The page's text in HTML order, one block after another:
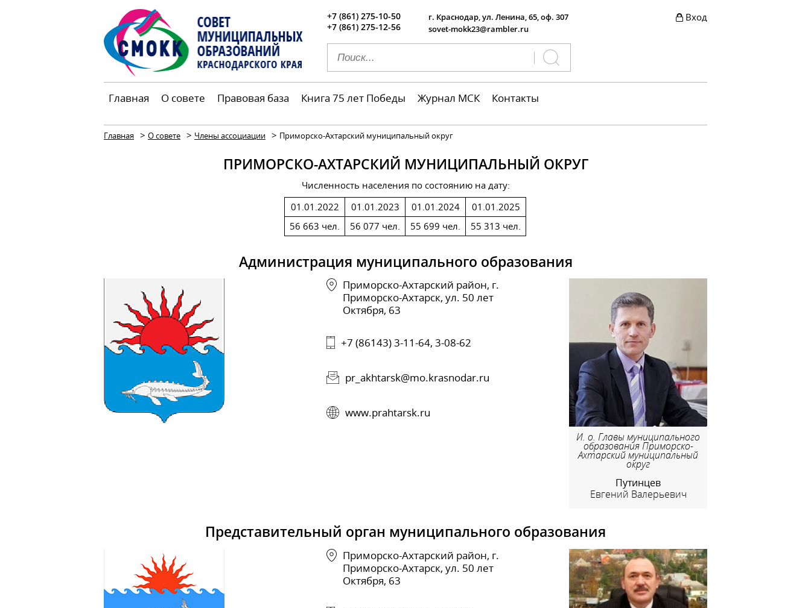
+7 (861) 275-10-50
+7 (861) 275-12-56
г. Краснодар, ул. Ленина, 65, оф. 307
sovet-mokk23@rambler.ru
Вход
Главная О совете Правовая база Книга 75 лет Победы Журнал МСК Контакты
Главная > О совете > Члены ассоциации > Приморско-Ахтарский муниципальный округ
ПРИМОРСКО-АХТАРСКИЙ МУНИЦИПАЛЬНЫЙ ОКРУГ
Численность населения по состоянию на дату:
01.01.2022
56 663 чел.
01.01.2023
56 077 чел.
01.01.2024
55 699 чел.
01.01.2025
55 313 чел.
Администрация муниципального образования
Приморско-Ахтарский район, г.
Приморско-Ахтарск, ул. 50 лет
Октября, 63
+7 (86143) 3-11-64, 3-08-62
pr_akhtarsk@mo.krasnodar.ru
www.prahtarsk.ru
И. о. Главы муниципального
образования Приморско-
Ахтарский муниципальный
округ
Путинцев
Евгений Валерьевич
Представительный орган муниципального образования
Приморско-Ахтарский район, г.
Приморско-Ахтарск, ул. 50 лет
Октября, 63